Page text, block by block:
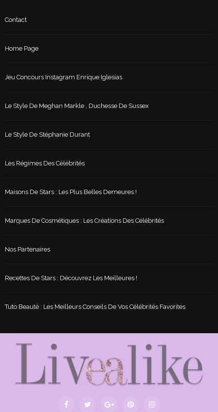
Contact
Home Page
Jeu Concours Instagram Enrique Iglesias
Le Style De Meghan Markle , Duchesse De Sussex
Le Style De Stéphanie Durant
Les Régimes Des Célébrités
Maisons De Stars : Les Plus Belles Demeures !
Marques De Cosmétiques : Les Créations Des Célébrités
Nos Partenaires
Recettes De Stars : Découvrez Les Meilleures !
Tuto Beauté : Les Meilleurs Conseils De Vos Célébrités Favorites